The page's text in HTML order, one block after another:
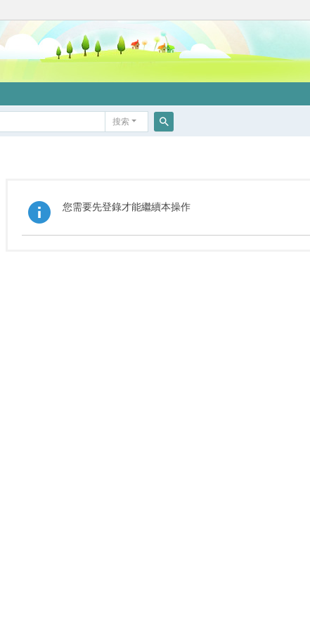
搜索
您需要先登錄才能繼續本操作